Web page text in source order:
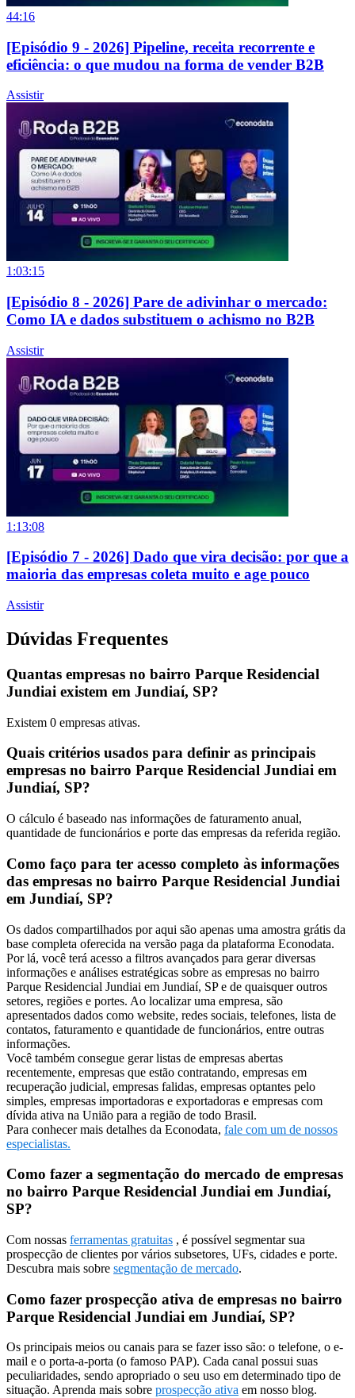
44:16
[Episódio 9 - 2026] Pipeline, receita recorrente e
eficiência: o que mudou na forma de vender B2B
Assistir
1:03:15
[Episódio 8 - 2026] Pare de adivinhar o mercado:
Como IA e dados substituem o achismo no B2B
Assistir
1:13:08
[Episódio 7 - 2026] Dado que vira decisão: por que a
maioria das empresas coleta muito e age pouco
Assistir
Dúvidas Frequentes
Quantas empresas no bairro Parque Residencial
Jundiai existem em Jundiaí, SP?
Existem 0 empresas ativas.
Quais critérios usados para definir as principais
empresas no bairro Parque Residencial Jundiai em
Jundiaí, SP?
O cálculo é baseado nas informações de faturamento anual,
quantidade de funcionários e porte das empresas da referida região.
Como faço para ter acesso completo às informações
das empresas no bairro Parque Residencial Jundiai
em Jundiaí, SP?
Os dados compartilhados por aqui são apenas uma amostra grátis da
base completa oferecida na versão paga da plataforma Econodata.
Por lá, você terá acesso a filtros avançados para gerar diversas
informações e análises estratégicas sobre as empresas no bairro
Parque Residencial Jundiai em Jundiaí, SP e de quaisquer outros
setores, regiões e portes. Ao localizar uma empresa, são
apresentados dados como website, redes sociais, telefones, lista de
contatos, faturamento e quantidade de funcionários, entre outras
informações.
Você também consegue gerar listas de empresas abertas
recentemente, empresas que estão contratando, empresas em
recuperação judicial, empresas falidas, empresas optantes pelo
simples, empresas importadoras e exportadoras e empresas com
dívida ativa na União para a região de todo Brasil.
Para conhecer mais detalhes da Econodata, fale com um de nossos
especialistas.
Como fazer a segmentação do mercado de empresas
no bairro Parque Residencial Jundiai em Jundiaí,
SP?
Com nossas ferramentas gratuitas , é possível segmentar sua
prospecção de clientes por vários subsetores, UFs, cidades e porte.
Descubra mais sobre segmentação de mercado.
Como fazer prospecção ativa de empresas no bairro
Parque Residencial Jundiai em Jundiaí, SP?
Os principais meios ou canais para se fazer isso são: o telefone, o e-
mail e o porta-a-porta (o famoso PAP). Cada canal possui suas
peculiaridades, sendo apropriado o seu uso em determinado tipo de
situação. Aprenda mais sobre prospecção ativa em nosso blog.